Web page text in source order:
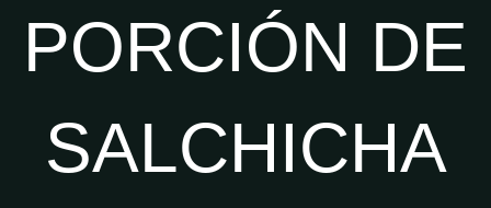
PORCIÓN DE
SALCHICHA